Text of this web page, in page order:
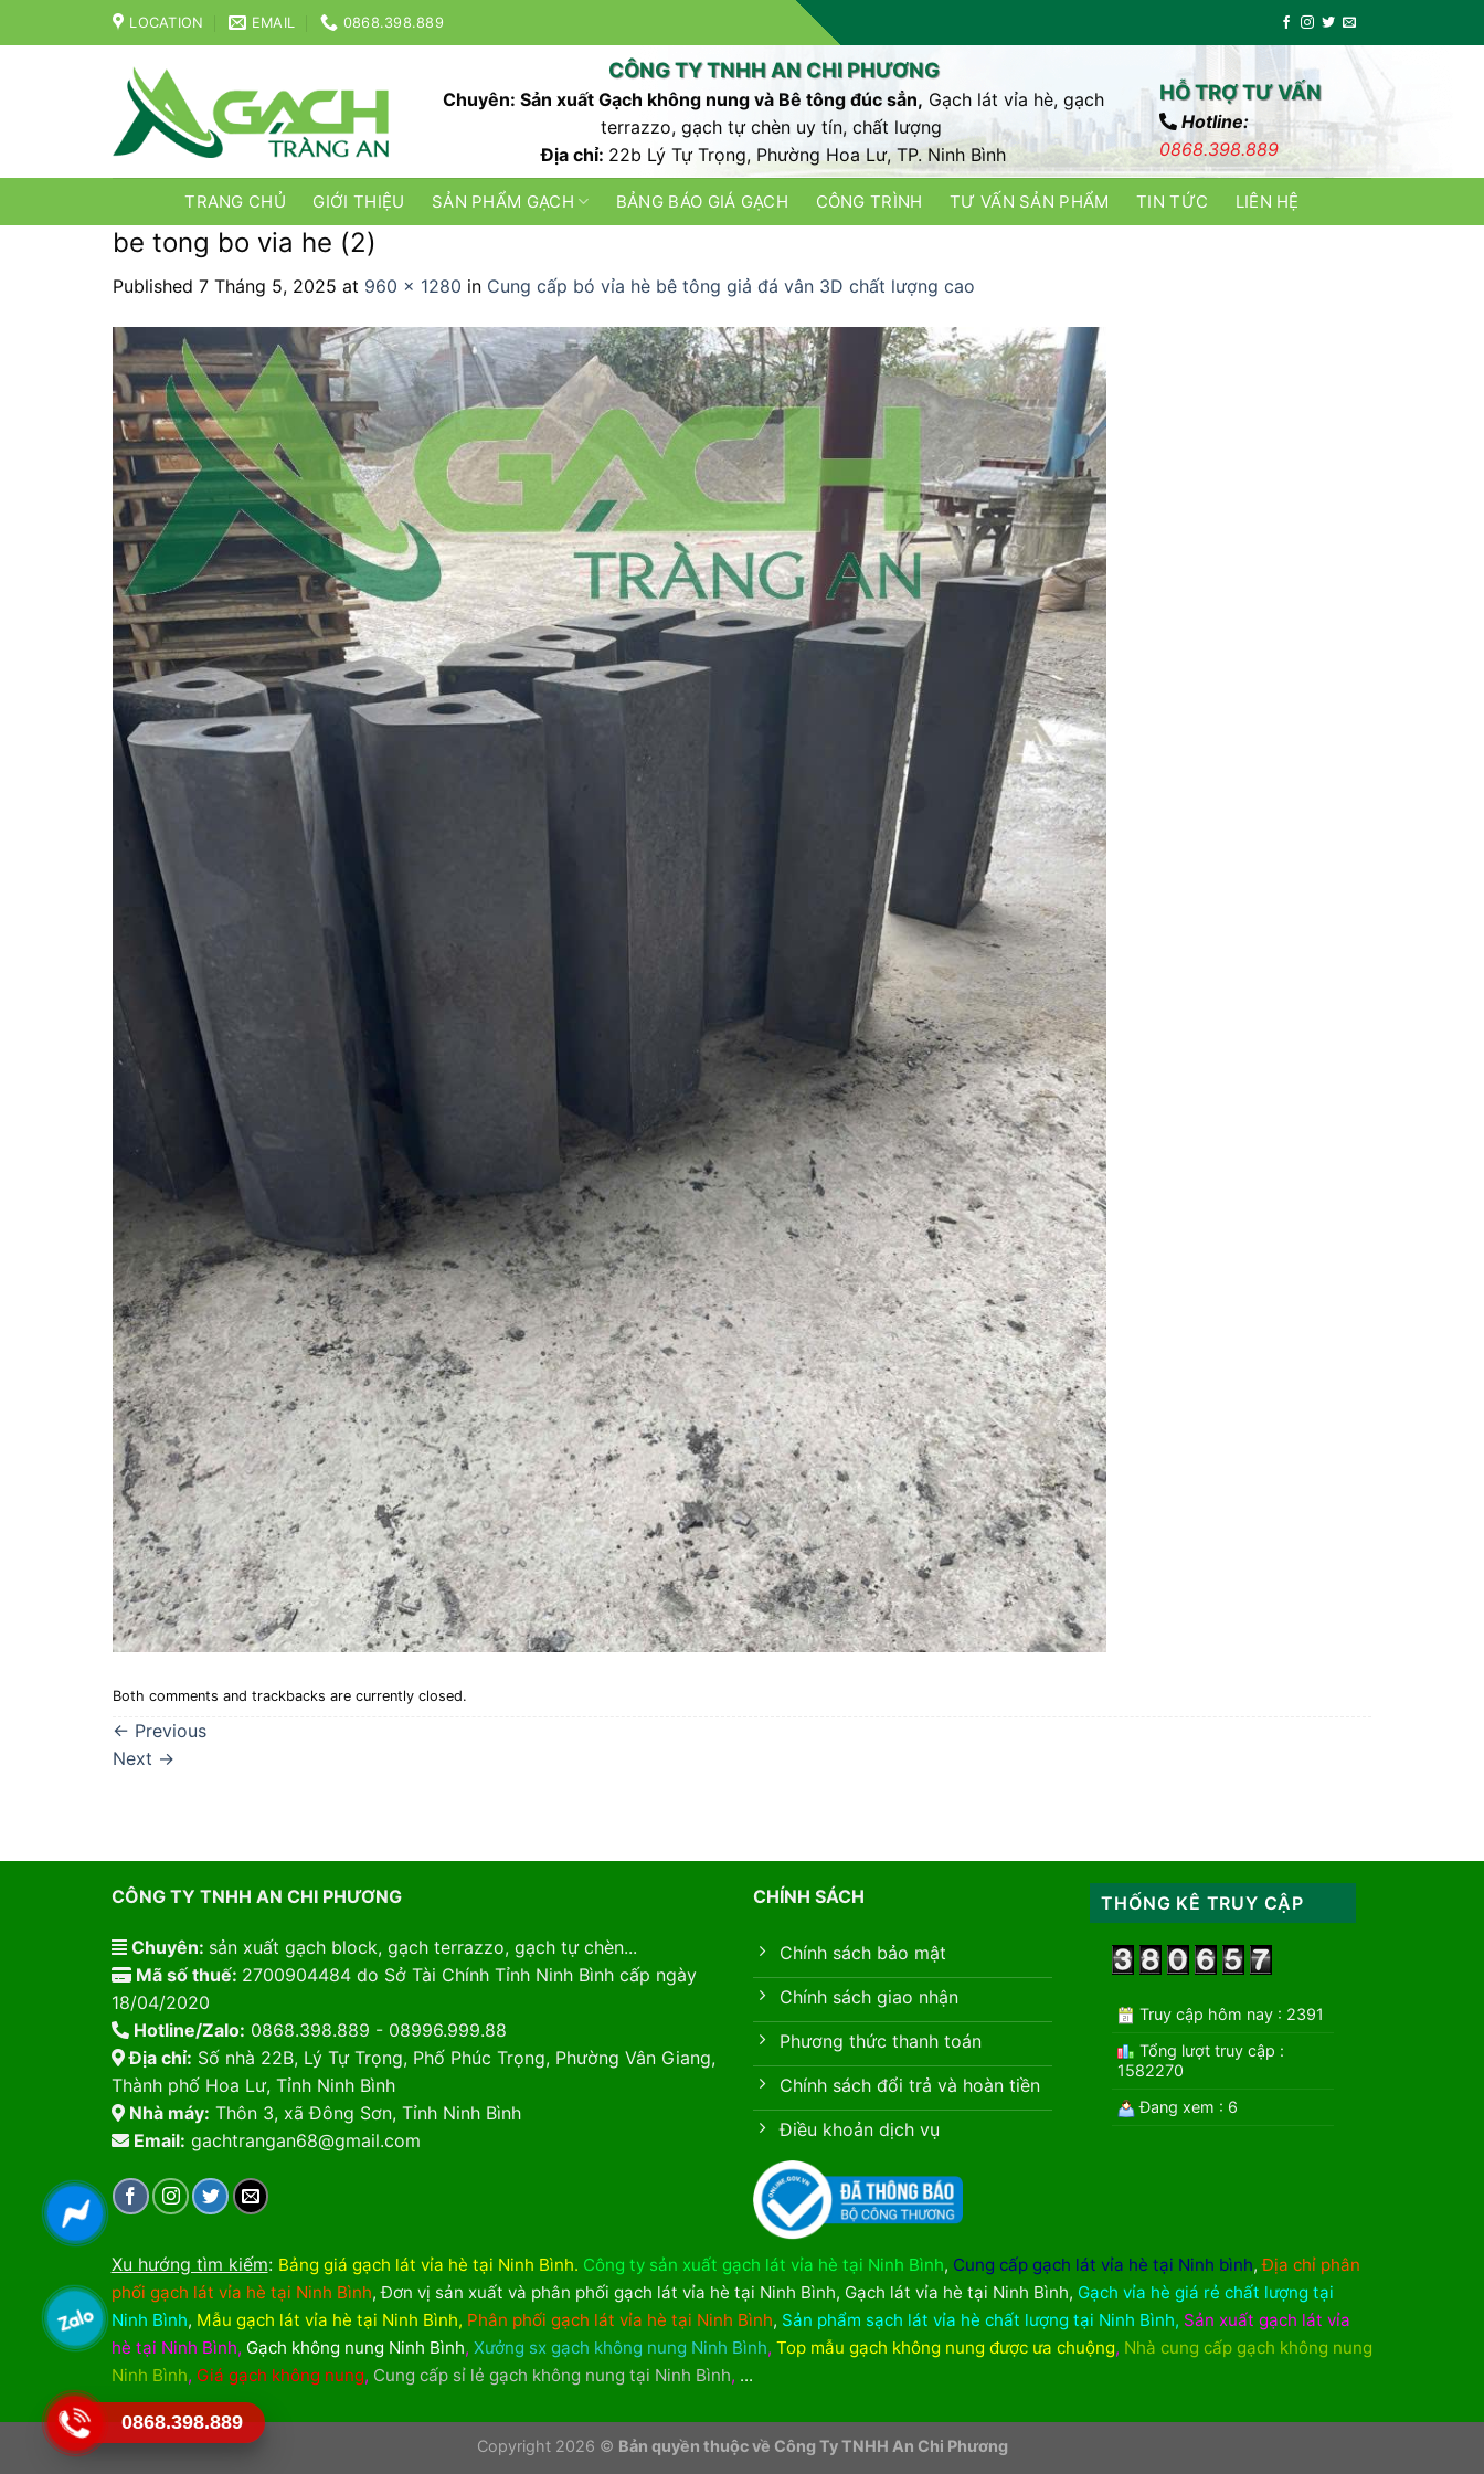
to
LOCATION EMAIL 0868.398.889
CÔNG TY TNHH AN CHI PHƯƠNG
Chuyên: Sản xuất Gạch không nung và Bê tông đúc sẳn, Gạch lát vỉa hè, gạch
terrazzo, gạch tự chèn uy tín, chất lượng
Địa chỉ: 22b Lý Tự Trọng, Phường Hoa Lư, TP. Ninh Bình
HỖ TRỢ TƯ VẤN
Hotline:
0868.398.889
TRANG CHỦ GIỚI THIỆU SẢN PHẨM GẠCH BẢNG BÁO GIÁ GẠCH CÔNG TRÌNH TƯ VẤN SẢN PHẨM TIN TỨC LIÊN HỆ
be tong bo via he (2)
Published 7 Tháng 5, 2025 at 960 × 1280 in Cung cấp bó vỉa hè bê tông giả đá vân 3D chất lượng cao
Both comments and trackbacks are currently closed.
← Previous
Next →
CÔNG TY TNHH AN CHI PHƯƠNG
Chuyên: sản xuất gạch block, gạch terrazzo, gạch tự chèn...
Mã số thuế: 2700904484 do Sở Tài Chính Tỉnh Ninh Bình cấp ngày
18/04/2020
Hotline/Zalo: 0868.398.889 - 08996.999.88
Địa chỉ: Số nhà 22B, Lý Tự Trọng, Phố Phúc Trọng, Phường Vân Giang,
Thành phố Hoa Lư, Tỉnh Ninh Bình
Nhà máy: Thôn 3, xã Đông Sơn, Tỉnh Ninh Bình
Email: gachtrangan68@gmail.com
CHÍNH SÁCH
Chính sách bảo mật
Chính sách giao nhận
Phương thức thanh toán
Chính sách đổi trả và hoàn tiền
Điều khoản dịch vụ
THỐNG KÊ TRUY CẬP
Truy cập hôm nay : 2391
Tổng lượt truy cập :
1582270
Đang xem : 6
Xu hướng tìm kiếm: Bảng giá gạch lát vỉa hè tại Ninh Bình. Công ty sản xuất gạch lát vỉa hè tại Ninh Bình, Cung cấp gạch lát vỉa hè tại Ninh bình,Địa chỉ phân
phối gạch lát vỉa hè tại Ninh Bình,Đơn vị sản xuất và phân phối gạch lát vỉa hè tại Ninh Bình, Gạch lát vỉa hè tại Ninh Bình, Gạch vỉa hè giá rẻ chất lượng tại
Ninh Bình, Mẫu gạch lát vỉa hè tại Ninh Bình, Phân phối gạch lát vỉa hè tại Ninh Bình, Sản phẩm sạch lát vỉa hè chất lượng tại Ninh Bình, Sản xuất gạch lát vỉa
hè tại Ninh Bình, Gạch không nung Ninh Bình, Xưởng sx gạch không nung Ninh Bình, Top mẫu gạch không nung được ưa chuộng, Nhà cung cấp gạch không nung
Ninh Bình, Giá gạch không nung, Cung cấp sỉ lẻ gạch không nung tại Ninh Bình, ...
Copyright 2026 © Bản quyền thuộc về Công Ty TNHH An Chi Phương
0868.398.889